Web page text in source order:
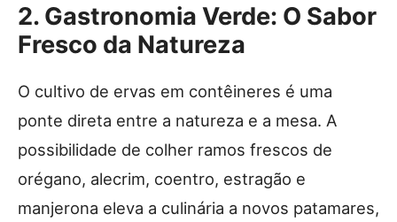
2. Gastronomia Verde: O Sabor
Fresco da Natureza
O cultivo de ervas em contêineres é uma
ponte direta entre a natureza e a mesa. A
possibilidade de colher ramos frescos de
orégano, alecrim, coentro, estragão e
manjerona eleva a culinária a novos patamares,